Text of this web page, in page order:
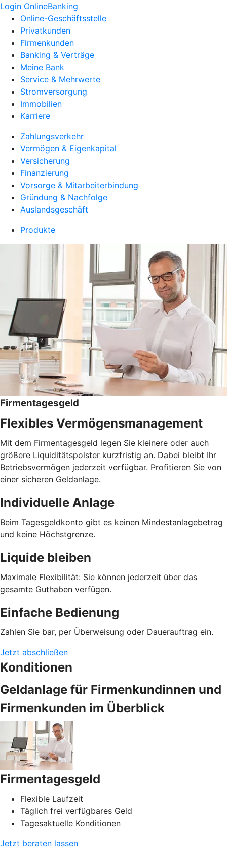
Login OnlineBanking
Online-Geschäftsstelle
Privatkunden
Firmenkunden
Banking & Verträge
Meine Bank
Service & Mehrwerte
Stromversorgung
Immobilien
Karriere
Zahlungsverkehr
Vermögen & Eigenkapital
Versicherung
Finanzierung
Vorsorge & Mitarbeiterbindung
Gründung & Nachfolge
Auslandsgeschäft
Produkte
Firmentagesgeld
Flexibles Vermögensmanagement
Mit dem Firmentagesgeld legen Sie kleinere oder auch
größere Liquiditätspolster kurzfristig an. Dabei bleibt Ihr
Betriebsvermögen jederzeit verfügbar. Profitieren Sie von
einer sicheren Geldanlage.
Individuelle Anlage
Beim Tagesgeldkonto gibt es keinen Mindestanlagebetrag
und keine Höchstgrenze.
Liquide bleiben
Maximale Flexibilität: Sie können jederzeit über das
gesamte Guthaben verfügen.
Einfache Bedienung
Zahlen Sie bar, per Überweisung oder Dauerauftrag ein.
Jetzt abschließen
Konditionen
Geldanlage für Firmenkundinnen und
Firmenkunden im Überblick
Firmentagesgeld
Flexible Laufzeit
Täglich frei verfügbares Geld
Tagesaktuelle Konditionen
Jetzt beraten lassen